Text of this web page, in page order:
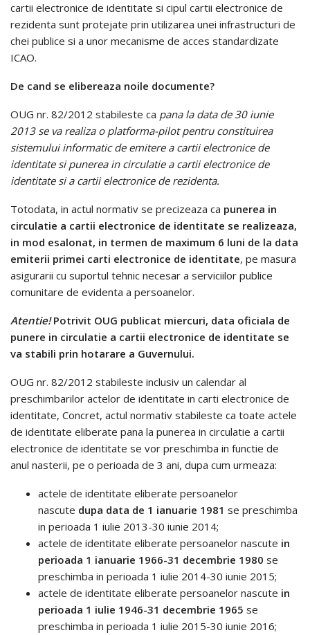
cartii electronice de identitate si cipul cartii electronice de
rezidenta sunt protejate prin utilizarea unei infrastructuri de
chei publice si a unor mecanisme de acces standardizate
ICAO.
De cand se elibereaza noile documente?
OUG nr. 82/2012 stabileste ca pana la data de 30 iunie
2013 se va realiza o platforma-pilot pentru constituirea
sistemului informatic de emitere a cartii electronice de
identitate si punerea in circulatie a cartii electronice de
identitate si a cartii electronice de rezidenta.
Totodata, in actul normativ se precizeaza ca punerea in
circulatie a cartii electronice de identitate se realizeaza,
in mod esalonat, in termen de maximum 6 luni de la data
emiterii primei carti electronice de identitate, pe masura
asigurarii cu suportul tehnic necesar a serviciilor publice
comunitare de evidenta a persoanelor.
Atentie!Potrivit OUG publicat miercuri, data oficiala de
punere in circulatie a cartii electronice de identitate se
va stabili prin hotarare a Guvernului.
OUG nr. 82/2012 stabileste inclusiv un calendar al
preschimbarilor actelor de identitate in carti electronice de
identitate, Concret, actul normativ stabileste ca toate actele
de identitate eliberate pana la punerea in circulatie a cartii
electronice de identitate se vor preschimba in functie de
anul nasterii, pe o perioada de 3 ani, dupa cum urmeaza:
actele de identitate eliberate persoanelor
nascute dupa data de 1 ianuarie 1981 se preschimba
in perioada 1 iulie 2013-30 iunie 2014;
actele de identitate eliberate persoanelor nascute in
perioada 1 ianuarie 1966-31 decembrie 1980 se
preschimba in perioada 1 iulie 2014-30 iunie 2015;
actele de identitate eliberate persoanelor nascute in
perioada 1 iulie 1946-31 decembrie 1965 se
preschimba in perioada 1 iulie 2015-30 iunie 2016;